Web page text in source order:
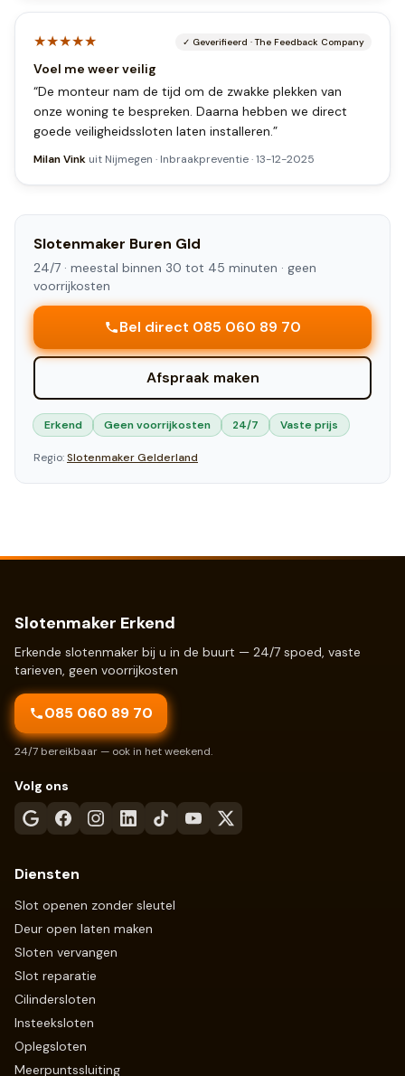
★★★★★ ✓ Geverifieerd ·The Feedback Company
Voel me weer veilig
“De monteur nam de tijd om de zwakke plekken van
onze woning te bespreken. Daarna hebben we direct
goede veiligheidssloten laten installeren.”
Milan Vink uit Nijmegen · Inbraakpreventie·13-12-2025
Slotenmaker Buren Gld
24/7 · meestal binnen 30 tot 45 minuten · geen
voorrijkosten
Bel direct 085 060 89 70
Afspraak maken
Erkend Geen voorrijkosten 24/7 Vaste prijs
Regio:SlotenmakerGelderland
Slotenmaker Erkend
Erkende slotenmaker bij u in de buurt — 24/7 spoed, vaste
tarieven, geen voorrijkosten
085 060 89 70
24/7 bereikbaar — ook in het weekend.
Volg ons
Diensten
Slot openen zonder sleutel
Deur open laten maken
Sloten vervangen
Slot reparatie
Cilindersloten
Insteeksloten
Oplegsloten
Meerpuntssluiting